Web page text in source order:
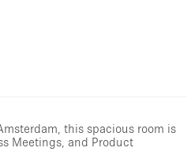
this spacious room is
Meetings, and Product